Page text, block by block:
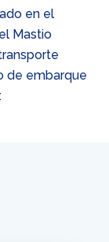
en el
Mastio
de embarque